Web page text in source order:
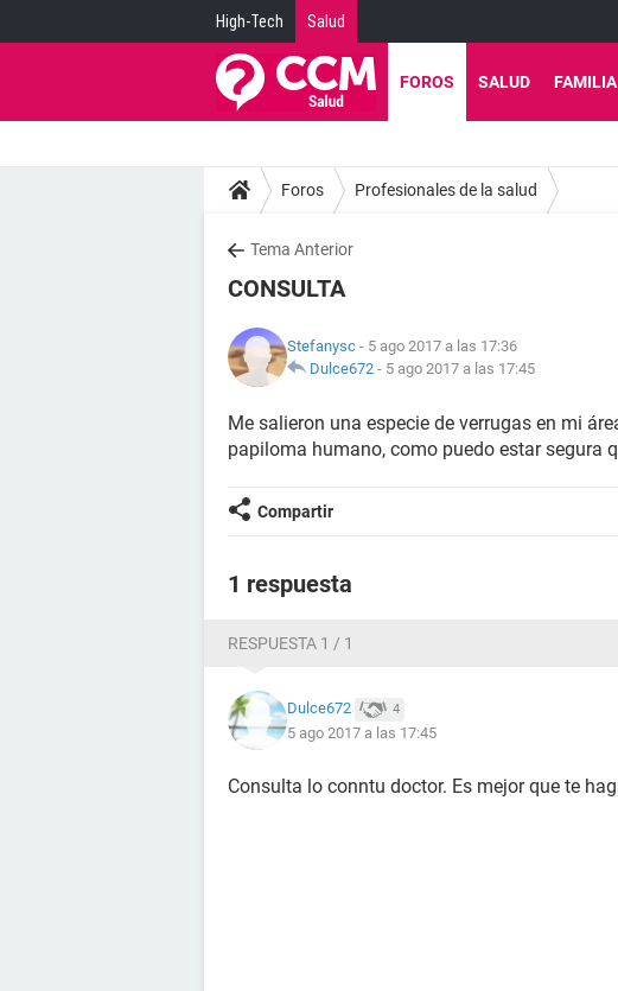
High-Tech Salud
FOROS SALUD FAMILIA
Foros Profesionales de la salud
Tema Anterior
CONSULTA
Stefanysc - 5 ago 2017 a las 17:36
Dulce672 - 5 ago 2017 a las 17:45
Me salieron una especie de verrugas en mi
papiloma humano, como puedo estar segura
Compartir
1 respuesta
RESPUESTA 1 / 1
Dulce672 4
5 ago 2017 a las 17:45
Consulta lo conntu doctor. Es mejor que te